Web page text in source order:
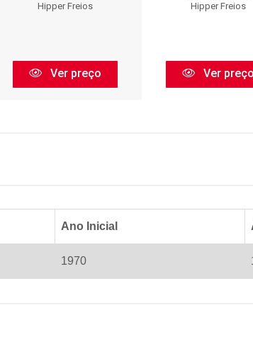
Hipper Freios
Ver preço
Hipper Freios
Ver preço
Ano Inicial
1970